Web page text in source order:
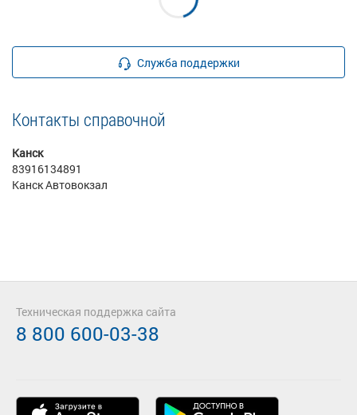
Служба поддержки
Контакты справочной
Канск
83916134891
Канск Автовокзал
Техническая поддержка сайта
8 800 600-03-38